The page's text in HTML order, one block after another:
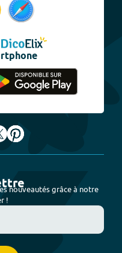
nouveautés grâce à notre
!